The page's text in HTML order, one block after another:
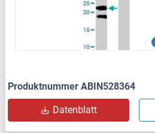
Produktnummer ABIN528364
Datenblatt